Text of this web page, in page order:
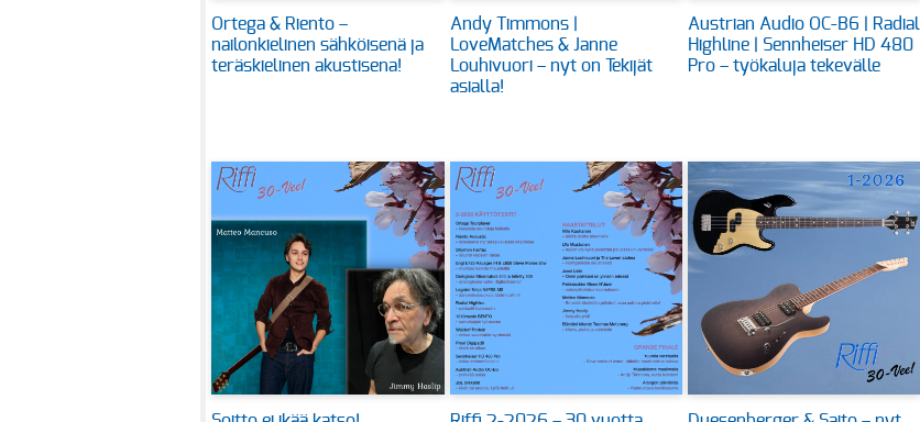
Ortega & Riento –
nailonkielinen sähköisenä ja
teräskielinen akustisena!
Andy Timmons |
LoveMatches & Janne
Louhivuori – nyt on Tekijät
asialla!
Austrian Audio OC-B6 | Radial
Highline | Sennheiser HD 480
Pro – työkaluja tekevälle